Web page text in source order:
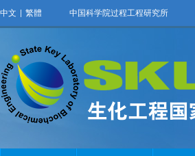
中文 繁體 中国科学院过程工程研究所